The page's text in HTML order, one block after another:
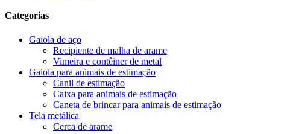
Categorias
Gaiola de aço
Recipiente de malha de arame
Vimeira e contêiner de metal
Gaiola para animais de estimação
Canil de estimação
Caixa para animais de estimação
Caneta de brincar para animais de estimação
Tela metálica
Cerca de arame